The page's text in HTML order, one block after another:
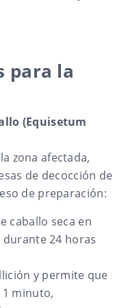
para la
(Equisetum
zona afectada,
de decocción de
de preparación:
caballo seca en
24 horas
y permite que
minuto,